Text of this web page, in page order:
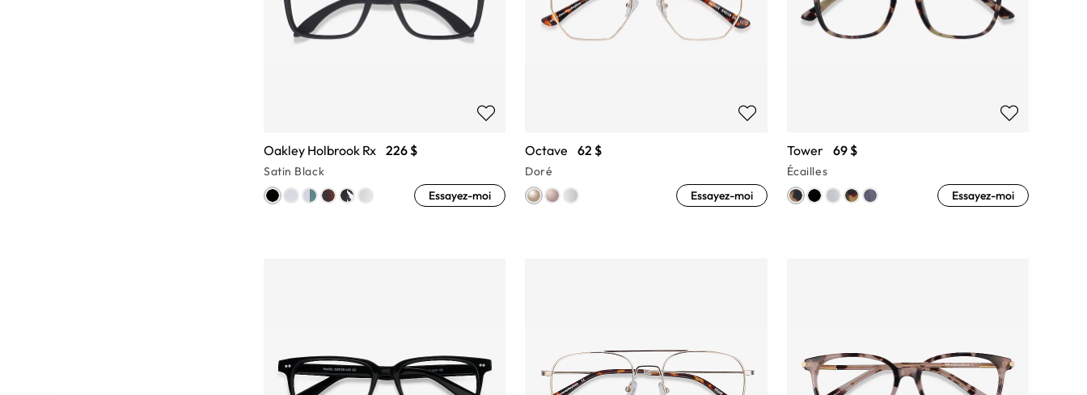
Oakley Holbrook Rx 226 $
Satin Black
Essayez-moi
Octave 62 $
Doré
Essayez-moi
Tower 69 $
Écailles
Essayez-moi